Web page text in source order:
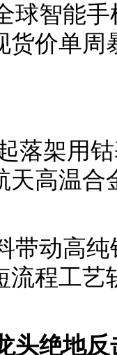
球智能
货价单周
落架用
天高温合
带动高
流程工艺
头绝地反